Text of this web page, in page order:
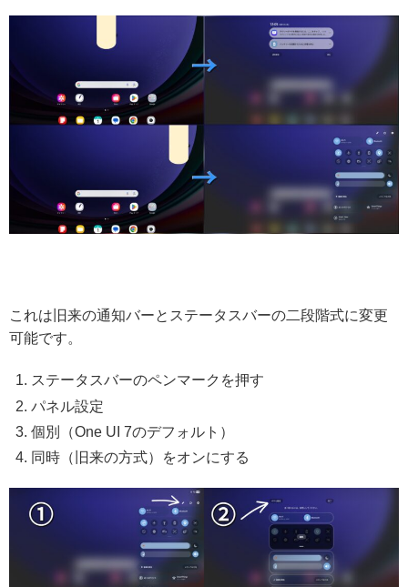
これは旧来の通知バーとステータスバーの二段階式に変更
可能です。
ステータスバーのペンマークを押す
パネル設定
個別（One UI 7のデフォルト）
同時（旧来の方式）をオンにする